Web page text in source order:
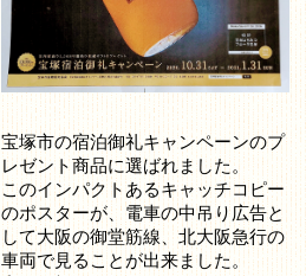
宝塚市の宿泊御礼キャンペーンのプ
レゼント商品に選ばれました。
このインパクトあるキャッチコピー
のポスターが、電車の中吊り広告と
して大阪の御堂筋線、北大阪急行の
車両で見ることが出来ました。